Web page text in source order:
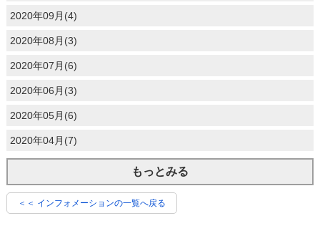
2020年09月(4)
2020年08月(3)
2020年07月(6)
2020年06月(3)
2020年05月(6)
2020年04月(7)
もっとみる
＜＜ インフォメーションの一覧へ戻る